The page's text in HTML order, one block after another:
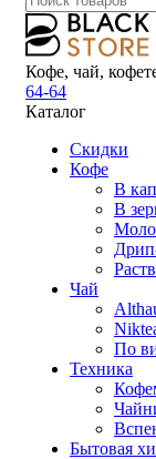
Кофе, чай,
64-64
Каталог
Скидки
Кофе
В
В
Чай
По
Техника
Бытовая